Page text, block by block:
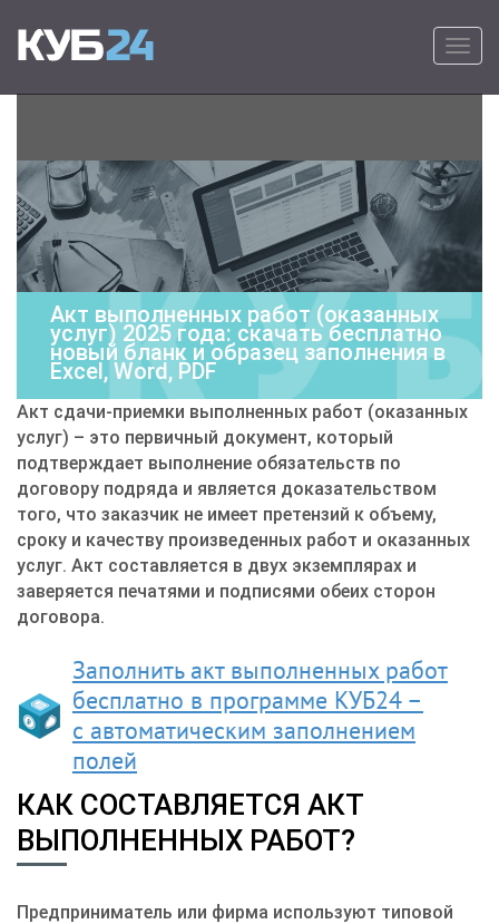
Онлайн программа для выставления
счетов на оплату – удобно, быстро и
просто.
Акт выполненных работ (оказанных
услуг) 2025 года: скачать бесплатно
новый бланк и образец заполнения в
Excel, Word, PDF
Акт сдачи-приемки выполненных работ (оказанных
услуг) – это первичный документ, который
подтверждает выполнение обязательств по
договору подряда и является доказательством
того, что заказчик не имеет претензий к объему,
сроку и качеству произведенных работ и оказанных
услуг. Акт составляется в двух экземплярах и
заверяется печатями и подписями обеих сторон
договора.
Заполнить акт выполненных работ
бесплатно в программе КУБ24 –
с автоматическим заполнением
полей
КАК СОСТАВЛЯЕТСЯ АКТ
ВЫПОЛНЕННЫХ РАБОТ?
Предприниматель или фирма используют типовой